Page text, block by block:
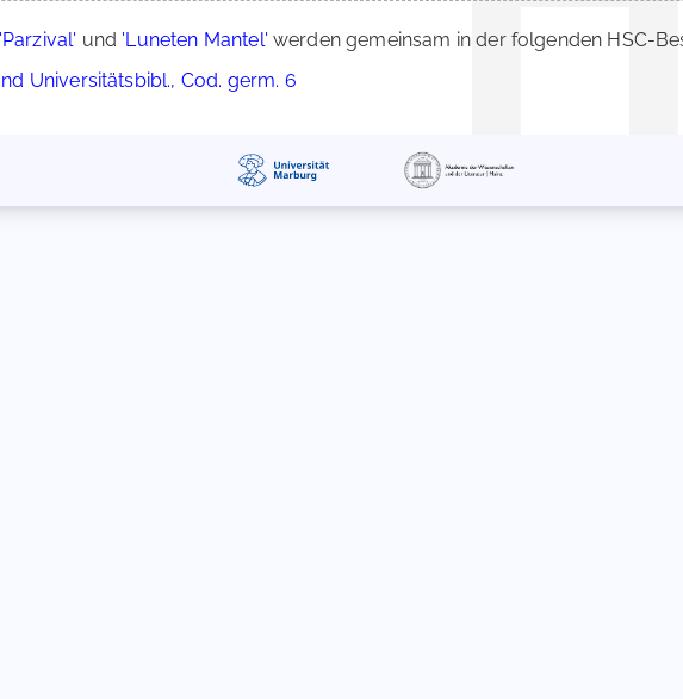
und 'Luneten Mantel' werden gemeinsam in der folgenden HSC-
Universitätsbibl., Cod. germ. 6